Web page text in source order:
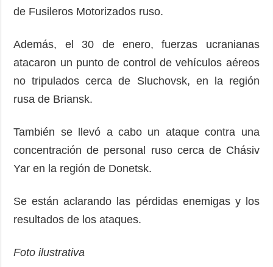
de Fusileros Motorizados ruso.
Además, el 30 de enero, fuerzas ucranianas
atacaron un punto de control de vehículos aéreos
no tripulados cerca de Sluchovsk, en la región
rusa de Briansk.
También se llevó a cabo un ataque contra una
concentración de personal ruso cerca de Chásiv
Yar en la región de Donetsk.
Se están aclarando las pérdidas enemigas y los
resultados de los ataques.
Foto ilustrativa